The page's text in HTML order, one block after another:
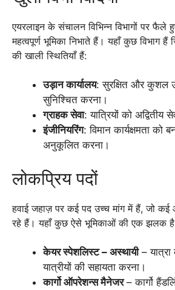
एयरलाइन के संचालन विभिन्न विभागों पर फैले
महत्वपूर्ण भूमिका निभाते हैं। यहाँ कुछ विभाग हैं
की खाली स्थितियाँ हैं:
उड़ान कार्यालय: सुरक्षित और कुशल
सुनिश्चित करना।
ग्राहक सेवा: यात्रियों को अद्वितीय
इंजीनियरिंग: विमान कार्यक्षमता को
अनुकूलित करना।
लोकप्रिय पदों
हवाई जहाज़ पर कई पद उच्च मांग में हैं, जो
रहे हैं। यहाँ कुछ ऐसे भूमिकाओं की एक झलक
केयर स्पेशलिस्ट – अस्थायी–
यात्रीयों की सहायता करना।
कार्गो ऑपरेशन्स मैनेजर– कार्गो